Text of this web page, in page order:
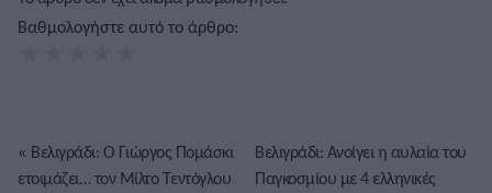
Βαθμολογήστε αυτό το άρθρο:
« Βελιγράδι: Ο Γιώργος Πομάσκι
ετοιμάζει… τον Μίλτο Τεντόγλου
Βελιγράδι: Ανοίγει η αυλαία του
Παγκοσμίου με 4 ελληνικές